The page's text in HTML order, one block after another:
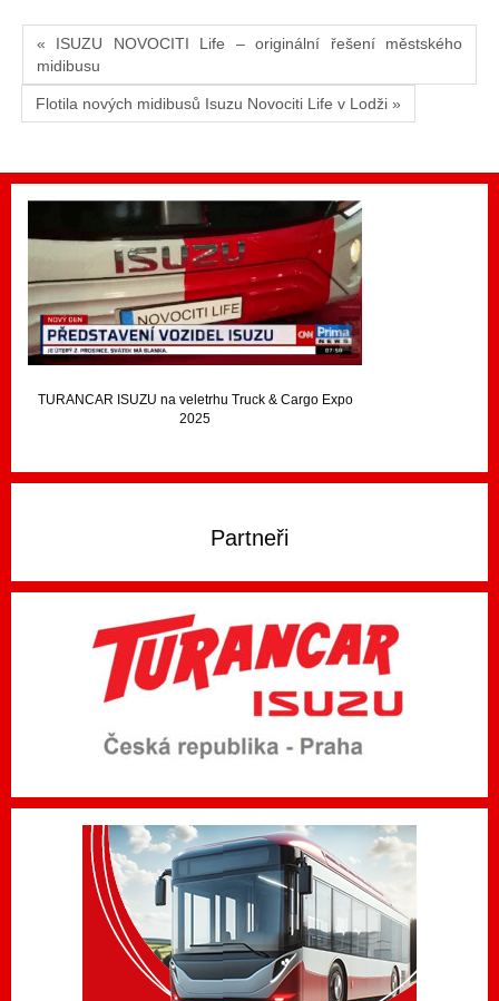
« ISUZU NOVOCITI Life – originální řešení městského
midibusu
Flotila nových midibusů Isuzu Novociti Life v Lodži »
TURANCAR ISUZU na veletrhu Truck & Cargo Expo
2025
Partneři